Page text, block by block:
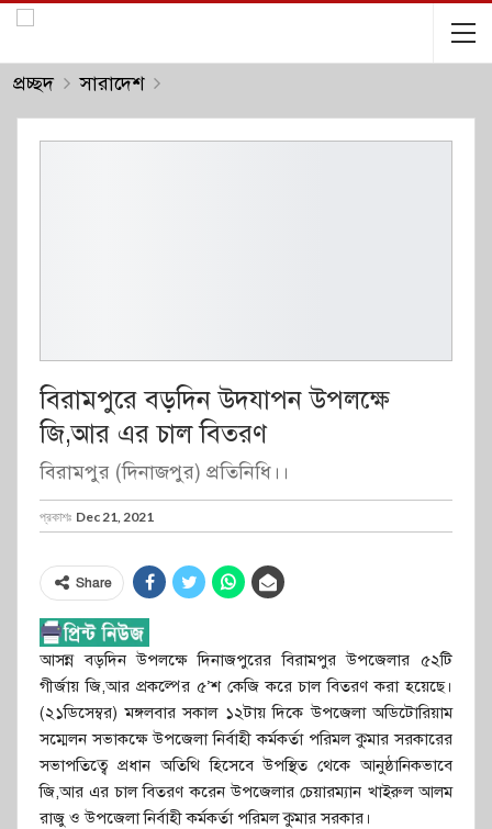
প্রচ্ছদ সারাদেশ
বিরামপুরে বড়দিন উদযাপন উপলক্ষে
জি,আর এর চাল বিতরণ
বিরামপুর (দিনাজপুর) প্রতিনিধি।।
প্রকাশঃ Dec 21, 2021
Share
আসন্ন বড়দিন উপলক্ষে দিনাজপুরের বিরামপুর উপজেলার ৫২টি
গীর্জায় জি,আর প্রকল্পের ৫’শ কেজি করে চাল বিতরণ করা হয়েছে।
(২১ডিসেম্বর) মঙ্গলবার সকাল ১২টায় দিকে উপজেলা অডিটোরিয়াম
সম্মেলন সভাকক্ষে উপজেলা নির্বাহী কর্মকর্তা পরিমল কুমার সরকারের
সভাপতিত্বে প্রধান অতিথি হিসেবে উপস্থিত থেকে আনুষ্ঠানিকভাবে
জি,আর এর চাল বিতরণ করেন উপজেলার চেয়ারম্যান খাইরুল আলম
রাজু ও উপজেলা নির্বাহী কর্মকর্তা পরিমল কুমার সরকার।